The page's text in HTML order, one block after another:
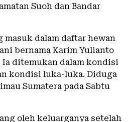
Suoh dan Bandar
masuk dalam daftar hewan
bernama Karim Yulianto
Ia ditemukan dalam kondisi
kondisi luka-luka. Diduga
Sumatera pada Sabtu
oleh keluarganya setelah